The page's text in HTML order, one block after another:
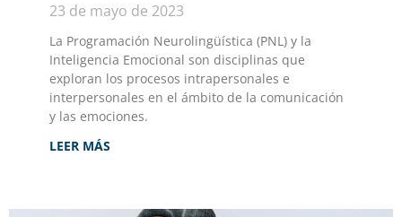
23 de mayo de 2023
La Programación Neurolingüística (PNL) y la
Inteligencia Emocional son disciplinas que
exploran los procesos intrapersonales e
interpersonales en el ámbito de la comunicación
y las emociones.
LEER MÁS